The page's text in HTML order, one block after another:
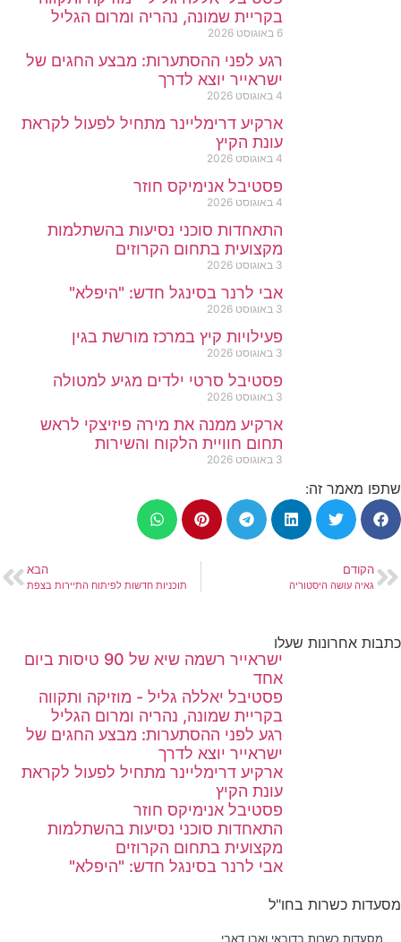
בקריית שמונה, נהריה ומרום הגליל
6 באוגוסט 2026
רגע לפני ההסתערות: מבצע החגים של
ישראייר יוצא לדרך
4 באוגוסט 2026
ארקיע דרימליינר מתחיל לפעול לקראת
עונת הקיץ
4 באוגוסט 2026
פסטיבל אנימיקס חוזר
4 באוגוסט 2026
התאחדות סוכני נסיעות בהשתלמות
מקצועית בתחום הקרוזים
3 באוגוסט 2026
אבי לרנר בסינגל חדש: "היפלא"
3 באוגוסט 2026
פעילויות קיץ במרכז מורשת בגין
3 באוגוסט 2026
פסטיבל סרטי ילדים מגיע למטולה
3 באוגוסט 2026
ארקיע ממנה את מירה פיזיצקי לראש
תחום חוויית הלקוח והשירות
3 באוגוסט 2026
שתפו מאמר זה:
הקודם
גאיה עושה היסטוריה
הבא
תוכניות חדשות לפיתוח התיירות בצפת
כתבות אחרונות שעלו
ישראייר רשמה שיא של 90 טיסות ביום
אחד
פסטיבל יאללה גליל - מוזיקה ותקווה
בקריית שמונה, נהריה ומרום הגליל
רגע לפני ההסתערות: מבצע החגים של
ישראייר יוצא לדרך
ארקיע דרימליינר מתחיל לפעול לקראת
עונת הקיץ
פסטיבל אנימיקס חוזר
התאחדות סוכני נסיעות בהשתלמות
מקצועית בתחום הקרוזים
אבי לרנר בסינגל חדש: "היפלא"
מסעדות כשרות בחו"ל
מסעדות כשרות בדובאי ואבו דאבי